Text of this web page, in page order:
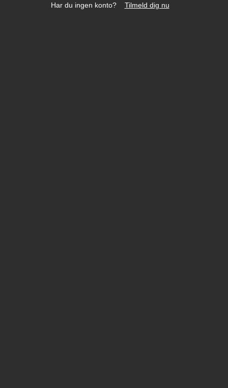
Har du ingen konto? Tilmeld dig nu